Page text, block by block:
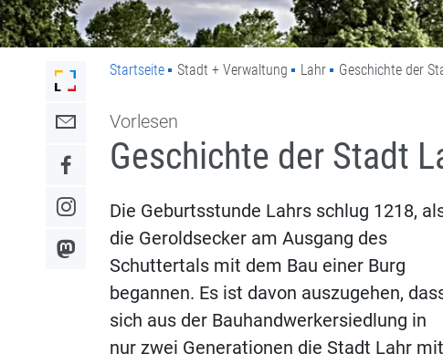
Link zur Startseite der Stadt Lahr
Link zum Kontaktformular
Link zum Facebook-Auftritt
Link zum Instagram-Auftritt
Link zum Mastodon-Kanal
Startseite Stadt + Verwaltung Lahr Geschichte der
Vorlesen
Geschichte der Stadt
Die Geburtsstunde Lahrs schlug 1218,
die Geroldsecker am Ausgang des
Schuttertals mit dem Bau einer Burg
begannen. Es ist davon auszugehen,
sich aus der Bauhandwerkersiedlung in
nur zwei Generationen die Stadt Lahr mit